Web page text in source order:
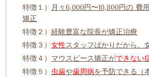
特徴１）
月々6,000円〜10,800円の 費
矯正
特徴２） 経験豊富な院長が矯正治療
特徴３） 女性スタッフばかりだから、
特徴４） マウスピース矯正ができない
特徴５） 虫歯や歯周病を予防できる（